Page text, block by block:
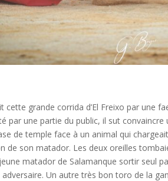
cette grande corrida d’El Freixo par une
par une partie du public, il sut
de temple face à un animal qui
de son matador. Les deux oreilles
matador de Salamanque sortir seul
Un autre très bon toro de la